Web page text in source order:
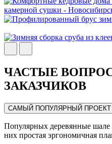
ЧАСТЫЕ
ЗАКАЗЧИКОВ
САМЫЙ ПОПУЛЯРНЫЙ ПРОЕКТ
Популярных деревянные
них простая эргономичная